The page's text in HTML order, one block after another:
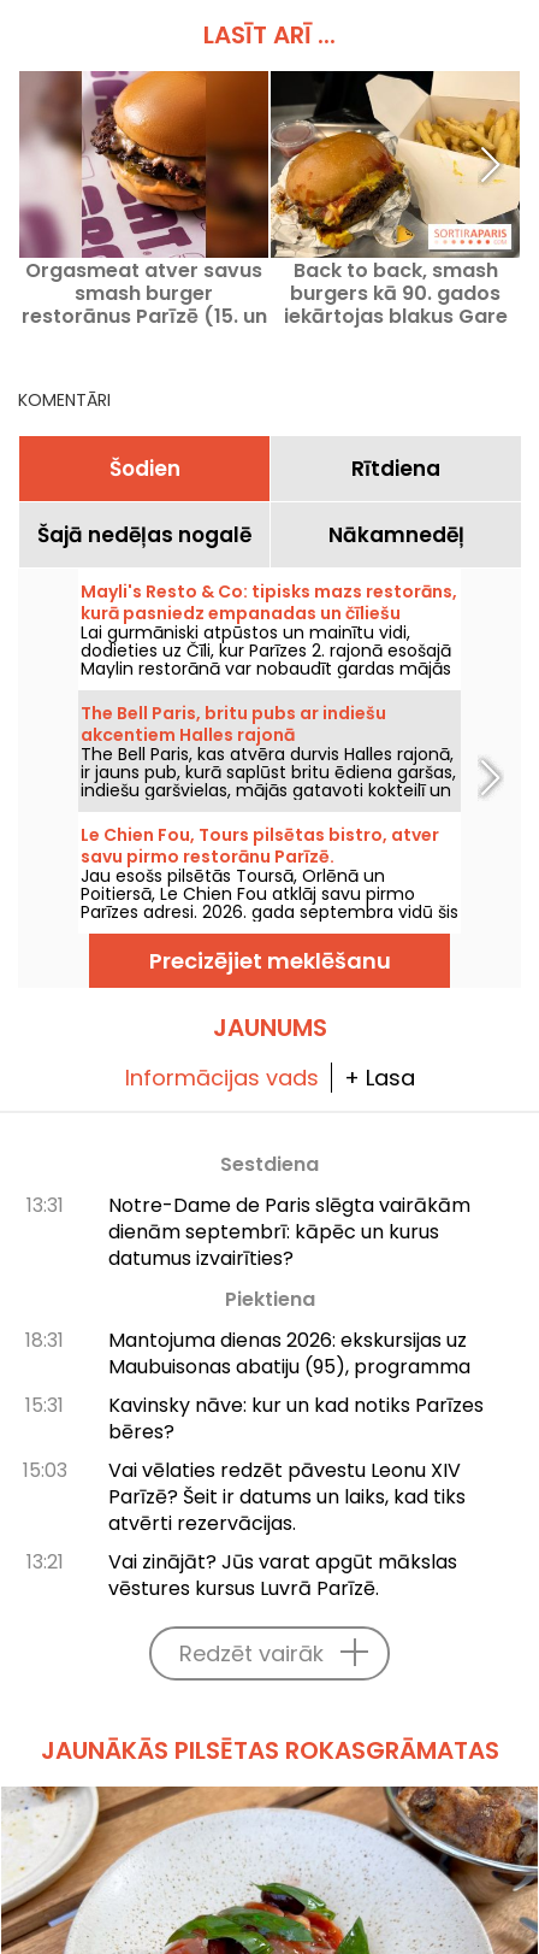
LASĪT ARĪ ...
Orgasmeat atver savus
smash burger
restorānus Parīzē (15. un
Back to back, smash
burgers kā 90. gados
iekārtojas blakus Gare
KOMENTĀRI
Šodien Rītdiena
Šajā nedēļas nogalē Nākamnedēļ
Mayli's Resto & Co: tipisks mazs restorāns,
kurā pasniedz empanadas un čīliešu
ēdienus.
Lai gurmāniski atpūstos un mainītu vidi,
dodieties uz Čīli, kur Parīzes 2. rajonā esošajā
Maylin restorānā var nobaudīt gardas mājās
gatavotas empanadas un Latīņamerikas
ēdienus.
The Bell Paris, britu pubs ar indiešu
akcentiem Halles rajonā
The Bell Paris, kas atvēra durvis Halles rajonā,
ir jauns pub, kurā saplūst britu ēdiena garšas,
indiešu garšvielas, mājās gatavoti kokteilī un
amatnieku alus, visu veido Džims Hāmiltons.
Le Chien Fou, Tours pilsētas bistro, atver
savu pirmo restorānu Parīzē.
Jau esošs pilsētās Toursā, Orlēnā un
Poitiersā, Le Chien Fou atklāj savu pirmo
Parīzes adresi. 2026. gada septembra vidū šis
bistro, kas ir slavens ar mājās gatavoto
virtuvi, dalāmajiem ēdieniem un vīnu
pagrabu, atvērs durvis Feydeau ielā Parīzes 2.
rajonā.
Precizējiet meklēšanu
JAUNUMS
Informācijas vads + Lasa
Sestdiena
13:31
Notre-Dame de Paris slēgta vairākām
dienām septembrī: kāpēc un kurus
datumus izvairīties?
Piektiena
18:31
Mantojuma dienas 2026: ekskursijas uz
Maubuisonas abatiju (95), programma
15:31
Kavinsky nāve: kur un kad notiks Parīzes
bēres?
15:03
Vai vēlaties redzēt pāvestu Leonu XIV
Parīzē? Šeit ir datums un laiks, kad tiks
atvērti rezervācijas.
13:21
Vai zinājāt? Jūs varat apgūt mākslas
vēstures kursus Luvrā Parīzē.
Redzēt vairāk
JAUNĀKĀS PILSĒTAS ROKASGRĀMATAS